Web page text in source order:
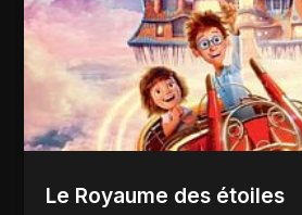
Le Royaume des étoiles